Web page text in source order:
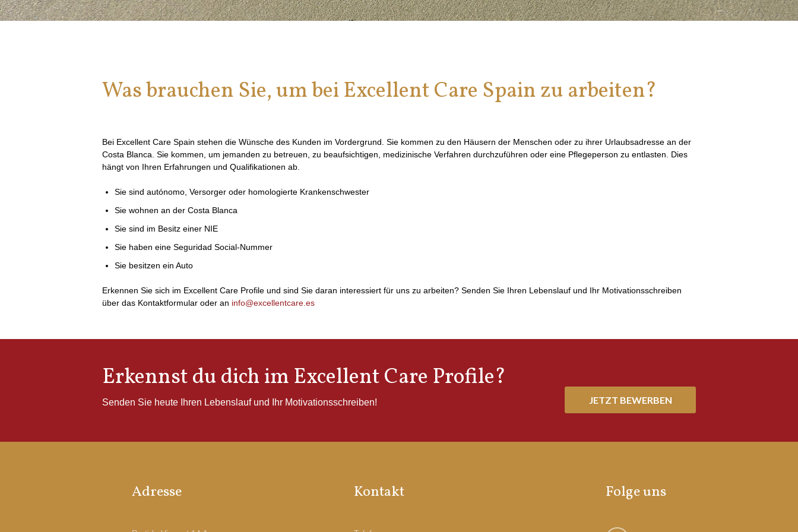
Was brauchen Sie, um bei Excellent Care Spain zu arbeiten?
Bei Excellent Care Spain stehen die Wünsche des Kunden im Vordergrund. Sie kommen zu den Häusern der Menschen oder zu ihrer Urlaubsadresse an der
Costa Blanca. Sie kommen, um jemanden zu betreuen, zu beaufsichtigen, medizinische Verfahren durchzuführen oder eine Pflegeperson zu entlasten. Dies
hängt von Ihren Erfahrungen und Qualifikationen ab.
Sie sind autónomo, Versorger oder homologierte Krankenschwester
Sie wohnen an der Costa Blanca
Sie sind im Besitz einer NIE
Sie haben eine Seguridad Social-Nummer
Sie besitzen ein Auto
Erkennen Sie sich im Excellent Care Profile und sind Sie daran interessiert für uns zu arbeiten? Senden Sie Ihren Lebenslauf und Ihr Motivationsschreiben
über das Kontaktformular oder an info@excellentcare.es
Erkennst du dich im Excellent Care Profile?
Senden Sie heute Ihren Lebenslauf und Ihr Motivationsschreiben! JETZT BEWERBEN
Adresse Kontakt Folge uns